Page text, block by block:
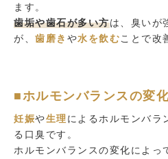
ます。
歯垢や歯石が多い方は、臭いが
が、 歯磨き や水を飲むことで改
■ホルモンバランスの変
妊娠や生理によるホルモンバラ
る口臭です。
ホルモンバランスの変化によっ